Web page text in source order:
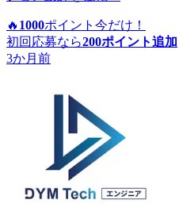
🔥 1000ポイント 今だけ！
初回応募なら200ポイント追加
3か月前